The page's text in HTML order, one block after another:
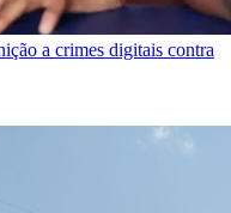
a crimes digitais contra